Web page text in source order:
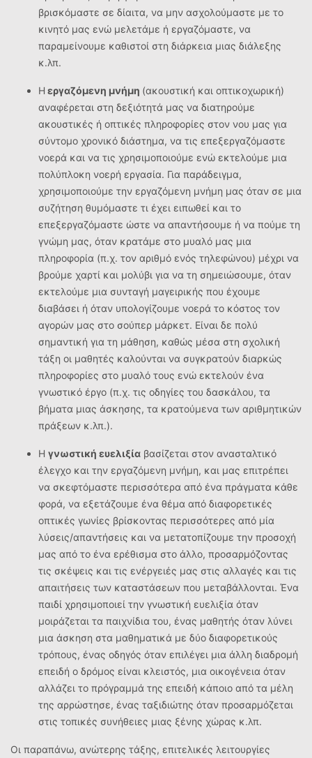
βρισκόμαστε σε δίαιτα, να μην ασχολούμαστε με το
κινητό μας ενώ μελετάμε ή εργαζόμαστε, να
παραμείνουμε καθιστοί στη διάρκεια μιας διάλεξης
κ.λπ.
Η εργαζόμενη μνήμη (ακουστική και οπτικοχωρική)
αναφέρεται στη δεξιότητά μας να διατηρούμε
ακουστικές ή οπτικές πληροφορίες στον νου μας για
σύντομο χρονικό διάστημα, να τις επεξεργαζόμαστε
νοερά και να τις χρησιμοποιούμε ενώ εκτελούμε μια
πολύπλοκη νοερή εργασία. Για παράδειγμα,
χρησιμοποιούμε την εργαζόμενη μνήμη μας όταν σε μια
συζήτηση θυμόμαστε τι έχει ειπωθεί και το
επεξεργαζόμαστε ώστε να απαντήσουμε ή να πούμε τη
γνώμη μας, όταν κρατάμε στο μυαλό μας μια
πληροφορία (π.χ. τον αριθμό ενός τηλεφώνου) μέχρι να
βρούμε χαρτί και μολύβι για να τη σημειώσουμε, όταν
εκτελούμε μια συνταγή μαγειρικής που έχουμε
διαβάσει ή όταν υπολογίζουμε νοερά το κόστος τον
αγορών μας στο σούπερ μάρκετ. Είναι δε πολύ
σημαντική για τη μάθηση, καθώς μέσα στη σχολική
τάξη οι μαθητές καλούνται να συγκρατούν διαρκώς
πληροφορίες στο μυαλό τους ενώ εκτελούν ένα
γνωστικό έργο (π.χ. τις οδηγίες του δασκάλου, τα
βήματα μιας άσκησης, τα κρατούμενα των αριθμητικών
πράξεων κ.λπ.).
Η γνωστική ευελιξία βασίζεται στον ανασταλτικό
έλεγχο και την εργαζόμενη μνήμη, και μας επιτρέπει
να σκεφτόμαστε περισσότερα από ένα πράγματα κάθε
φορά, να εξετάζουμε ένα θέμα από διαφορετικές
οπτικές γωνίες βρίσκοντας περισσότερες από μία
λύσεις/απαντήσεις και να μετατοπίζουμε την προσοχή
μας από το ένα ερέθισμα στο άλλο, προσαρμόζοντας
τις σκέψεις και τις ενέργειές μας στις αλλαγές και τις
απαιτήσεις των καταστάσεων που μεταβάλλονται. Ένα
παιδί χρησιμοποιεί την γνωστική ευελιξία όταν
μοιράζεται τα παιχνίδια του, ένας μαθητής όταν λύνει
μια άσκηση στα μαθηματικά με δύο διαφορετικούς
τρόπους, ένας οδηγός όταν επιλέγει μια άλλη διαδρομή
επειδή ο δρόμος είναι κλειστός, μια οικογένεια όταν
αλλάζει το πρόγραμμά της επειδή κάποιο από τα μέλη
της αρρώστησε, ένας ταξιδιώτης όταν προσαρμόζεται
στις τοπικές συνήθειες μιας ξένης χώρας κ.λπ.
Οι παραπάνω, ανώτερης τάξης, επιτελικές λειτουργίες